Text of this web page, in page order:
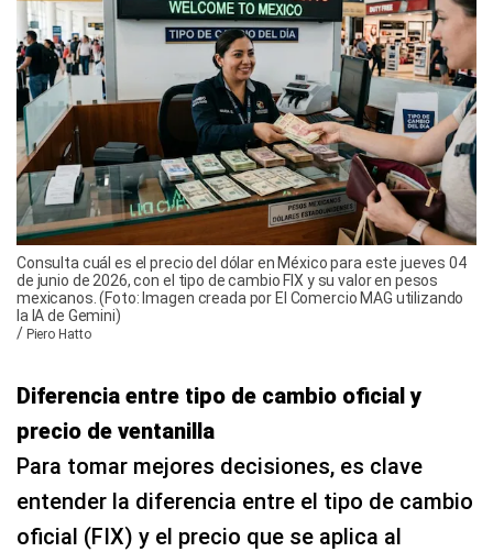
Consulta cuál es el precio del dólar en México para este jueves 04
de junio de 2026, con el tipo de cambio FIX y su valor en pesos
mexicanos. (Foto: Imagen creada por El Comercio MAG utilizando
la IA de Gemini)
/ Piero Hatto
Diferencia entre tipo de cambio oficial y
precio de ventanilla
Para tomar mejores decisiones, es clave
entender la diferencia entre el tipo de cambio
oficial (FIX) y el precio que se aplica al